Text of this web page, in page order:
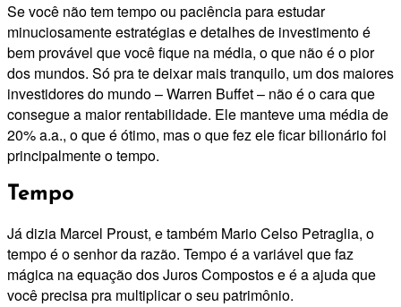
Se você não tem tempo ou paciência para estudar
minuciosamente estratégias e detalhes de investimento é
bem provável que você fique na média, o que não é o pior
dos mundos. Só pra te deixar mais tranquilo, um dos maiores
investidores do mundo – Warren Buffet – não é o cara que
consegue a maior rentabilidade. Ele manteve uma média de
20% a.a., o que é ótimo, mas o que fez ele ficar bilionário foi
principalmente o tempo.
Tempo
Já dizia Marcel Proust, e também Mario Celso Petraglia, o
tempo é o senhor da razão. Tempo é a variável que faz
mágica na equação dos Juros Compostos e é a ajuda que
você precisa pra multiplicar o seu patrimônio.